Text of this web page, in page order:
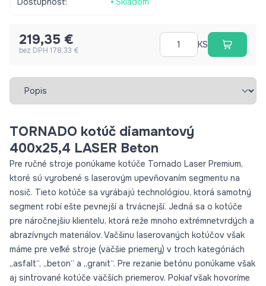
naše kotúče z pohľadu rezania sú univerzálne. Každý odreže
všetko, len životnosť kotúča je rôzna pri rôznych materiáloch.
a tým sa opäť zvyšuje ich univerzálnosť. Upínací otvor
dodávame v priemeroch 25.4 – 30.0 mm podľa objednávky
klienta. *laserovaný diamantový kotúč *upínanie: 25.4 mm
219,35 €
bez DPH 178,33 €
KS
Vybrať záložku
TORNADO kotúč diamantový
400x25,4 LASER Beton
Pre ručné stroje ponúkame kotúče Tornado Laser Premium,
ktoré sú vyrobené s laserovým upevňovaním segmentu na
nosič. Tieto kotúče sa vyrábajú technológiou, ktorá samotný
segment robí ešte pevnejší a trvácnejší. Jedná sa o kotúče
pre náročnejšiu klientelu, ktorá reže mnoho extrémnetvrdých a
abrazívnych materiálov. Vačšinu laserovaných kotúčov však
máme pre veľké stroje (väčšie priemery) v troch kategóriách
„asfalt“, „beton“ a „granit“. Pre rezanie betónu ponúkame však
aj sintrované kotúče väčších priemerov. Pokiaľ však hovoríme